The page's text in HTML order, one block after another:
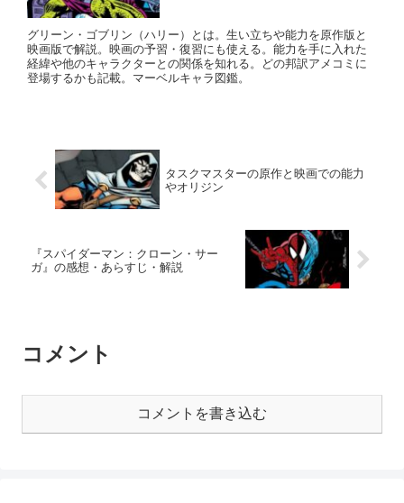
グリーン・ゴブリン（ハリー）とは。生い立ちや能力を原作版と
映画版で解説。映画の予習・復習にも使える。能力を手に入れた
経緯や他のキャラクターとの関係を知れる。どの邦訳アメコミに
登場するかも記載。マーベルキャラ図鑑。
タスクマスターの原作と映画での能力
やオリジン
『スパイダーマン：クローン・サー
ガ』の感想・あらすじ・解説
コメント
コメントを書き込む